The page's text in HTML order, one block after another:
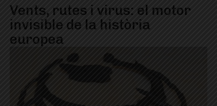
Vents, rutes i virus: el motor
invisible de la història
europea